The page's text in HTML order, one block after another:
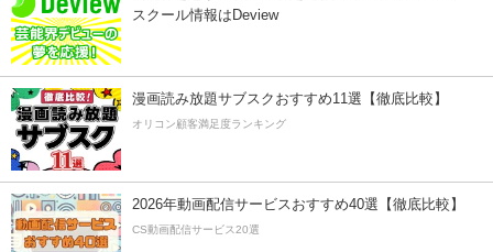
スクール情報はDeview
漫画読み放題サブスクおすすめ11選【徹底比較】
オリコン顧客満足度ランキング
2026年動画配信サービスおすすめ40選【徹底比較】
CS動画配信サービス20選